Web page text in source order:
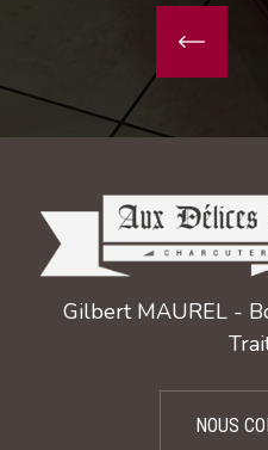
Gilbert MAUREL -
NOUS